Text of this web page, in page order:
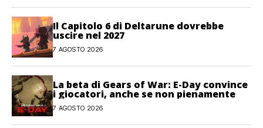
Il Capitolo 6 di Deltarune dovrebbe
uscire nel 2027
7 AGOSTO 2026
La beta di Gears of War: E-Day convince
i giocatori, anche se non pienamente
7 AGOSTO 2026